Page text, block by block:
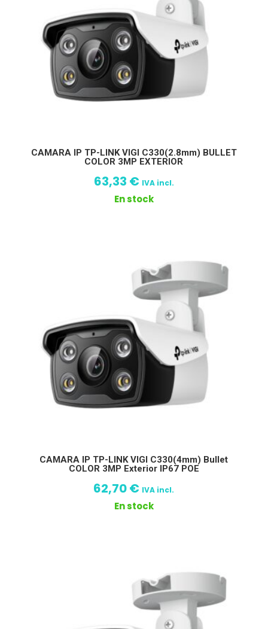
CAMARA IP TP-LINK VIGI C330(2.8mm) BULLET
COLOR 3MP EXTERIOR
63,33 € IVA incl.
En stock
CAMARA IP TP-LINK VIGI C330(4mm) Bullet
COLOR 3MP Exterior IP67 POE
62,70€ IVA incl.
En stock